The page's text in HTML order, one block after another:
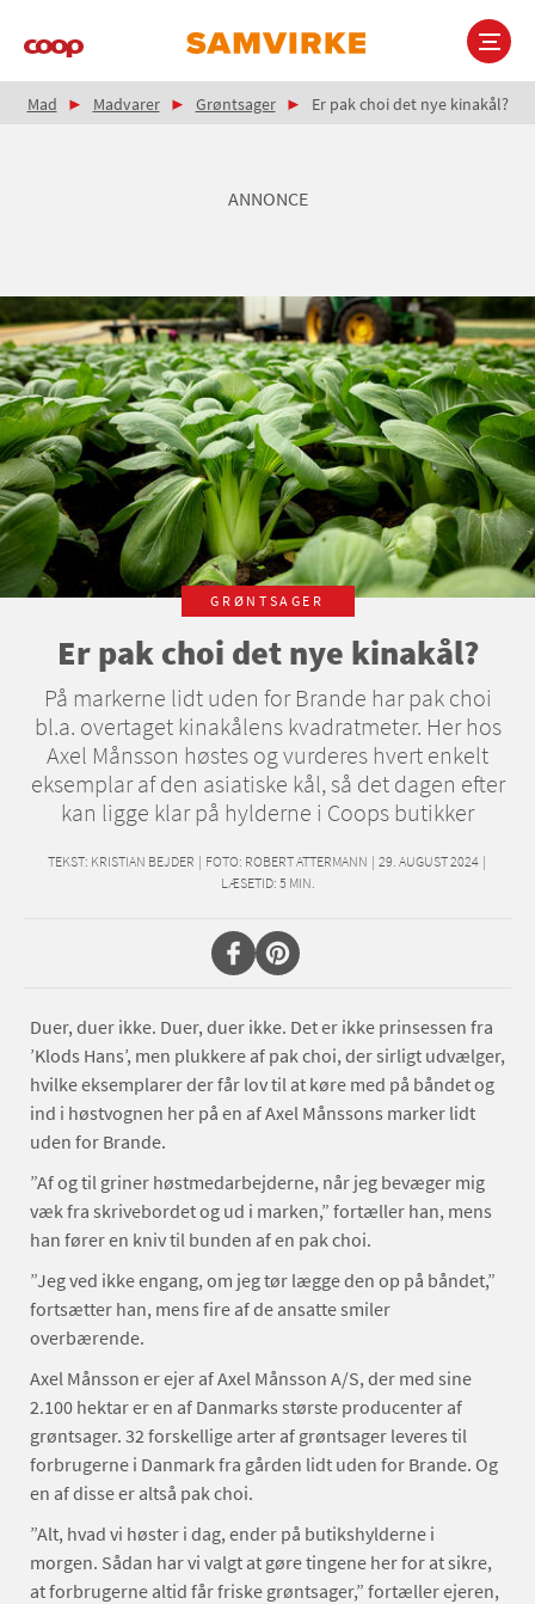
Main
Brødkrumme
Mad Madvarer Grøntsager Er pak choi det nye kinakål?
ANNONCE
GRØNTSAGER
Er pak choi det nye kinakål?
På markerne lidt uden for Brande har pak choi
bl.a. overtaget kina­kålens kvadratmeter. Her hos
Axel Månsson høstes og vurderes hvert enkelt
eksemplar af den asiatiske kål, så det dagen efter
kan ligge klar på hylderne i Coops butikker
TEKST: KRISTIAN BEJDER | FOTO: ROBERT ATTERMANN | 29. AUGUST 2024 |
LÆSETID: 5 MIN.
Duer, duer ikke. Duer, duer ikke. Det er ikke prinsessen fra
’Klods Hans’, men plukkere af pak choi, der sirligt udvælger,
hvilke eksemplarer der får lov til at køre med på båndet og
ind i høstvognen her på en af Axel Månssons marker lidt
uden for Brande.
”Af og til griner høstmedarbejderne, når jeg bevæger mig
væk fra skrivebordet og ud i marken,” fortæller han, mens
han fører en kniv til bunden af en pak choi.
”Jeg ved ikke engang, om jeg tør lægge den op på båndet,”
fortsætter han, mens fire af de ansatte smiler
overbærende.
Axel Månsson er ejer af Axel Månsson A/S, der med sine
2.100 hek­tar er en af Danmarks største producenter af
grøntsager. 32 forskellige arter af grøntsager leveres til
forbrugerne i Danmark fra gården lidt uden for Brande. Og
en af disse er altså pak choi.
”Alt, hvad vi høster i dag, ender på butikshylderne i
morgen. Sådan har vi valgt at gøre tingene her for at sikre,
at forbrugerne altid får friske grøntsager,” fortæller ejeren,